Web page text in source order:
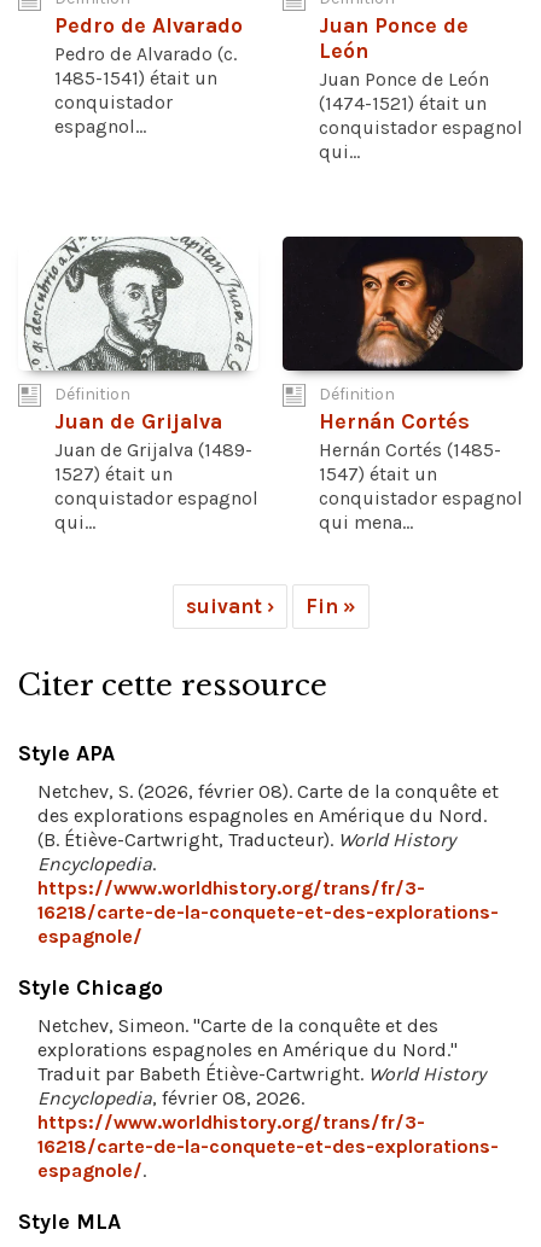
Pedro de Alvarado
Pedro de Alvarado (c.
1485-1541) était un
conquistador
espagnol...
Juan Ponce de
León
Juan Ponce de León
(1474-1521) était un
conquistador espagnol
qui...
Définition
Juan de Grijalva
Juan de Grijalva (1489-
1527) était un
conquistador espagnol
qui...
Définition
Hernán Cortés
Hernán Cortés (1485-
1547) était un
conquistador espagnol
qui mena...
suivant › Fin »
Citer cette ressource
Style APA
Netchev, S. (2026, février 08). Carte de la conquête et
des explorations espagnoles en Amérique du Nord.
(B. Étiève-Cartwright, Traducteur). World History
Encyclopedia.
https://www.worldhistory.org/trans/fr/3-
16218/carte-de-la-conquete-et-des-explorations-
espagnole/
Style Chicago
Netchev, Simeon. "Carte de la conquête et des
explorations espagnoles en Amérique du Nord."
Traduit par Babeth Étiève-Cartwright. World History
Encyclopedia, février 08, 2026.
https://www.worldhistory.org/trans/fr/3-
16218/carte-de-la-conquete-et-des-explorations-
espagnole/.
Style MLA